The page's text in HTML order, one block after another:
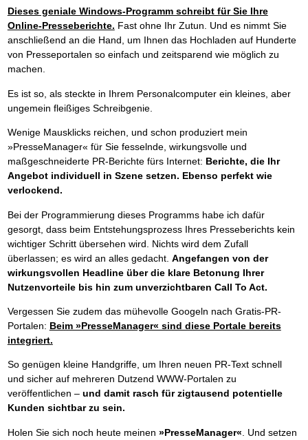
Dieses geniale Windows-Programm schreibt für Sie Ihre
Online-Presseberichte. Fast ohne Ihr Zutun. Und es nimmt Sie
anschließend an die Hand, um Ihnen das Hochladen auf Hunderte
von Presseportalen so einfach und zeitsparend wie möglich zu
machen.
Es ist so, als steckte in Ihrem Personalcomputer ein kleines, aber
ungemein fleißiges Schreibgenie.
Wenige Mausklicks reichen, und schon produziert mein
»PresseManager« für Sie fesselnde, wirkungsvolle und
maßgeschneiderte PR-Berichte fürs Internet: Berichte, die Ihr
Angebot individuell in Szene setzen. Ebenso perfekt wie
verlockend.
Bei der Programmierung dieses Programms habe ich dafür
gesorgt, dass beim Entstehungsprozess Ihres Presseberichts kein
wichtiger Schritt übersehen wird. Nichts wird dem Zufall
überlassen; es wird an alles gedacht. Angefangen von der
wirkungsvollen Headline über die klare Betonung Ihrer
Nutzenvorteile bis hin zum unverzichtbaren Call To Act.
Vergessen Sie zudem das mühevolle Googeln nach Gratis-PR-
Portalen: Beim »PresseManager« sind diese Portale bereits
integriert.
So genügen kleine Handgriffe, um Ihren neuen PR-Text schnell
und sicher auf mehreren Dutzend WWW-Portalen zu
veröffentlichen – und damit rasch für zigtausend potentielle
Kunden sichtbar zu sein.
Holen Sie sich noch heute meinen »PresseManager« . Und setzen